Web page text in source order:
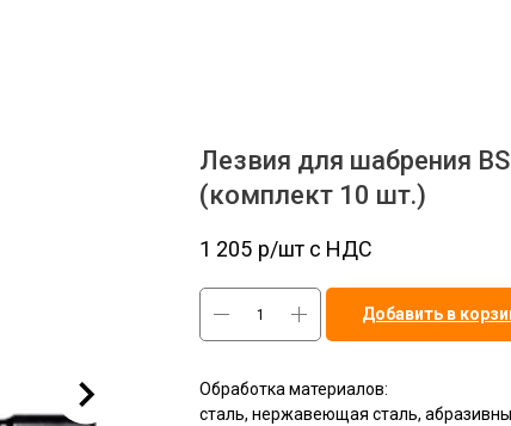
Лезвия для шабрения
(комплект 10 шт.)
1 205 р/шт c НДС
Добавить в
Обработка материалов:
сталь, нержавеющая сталь,